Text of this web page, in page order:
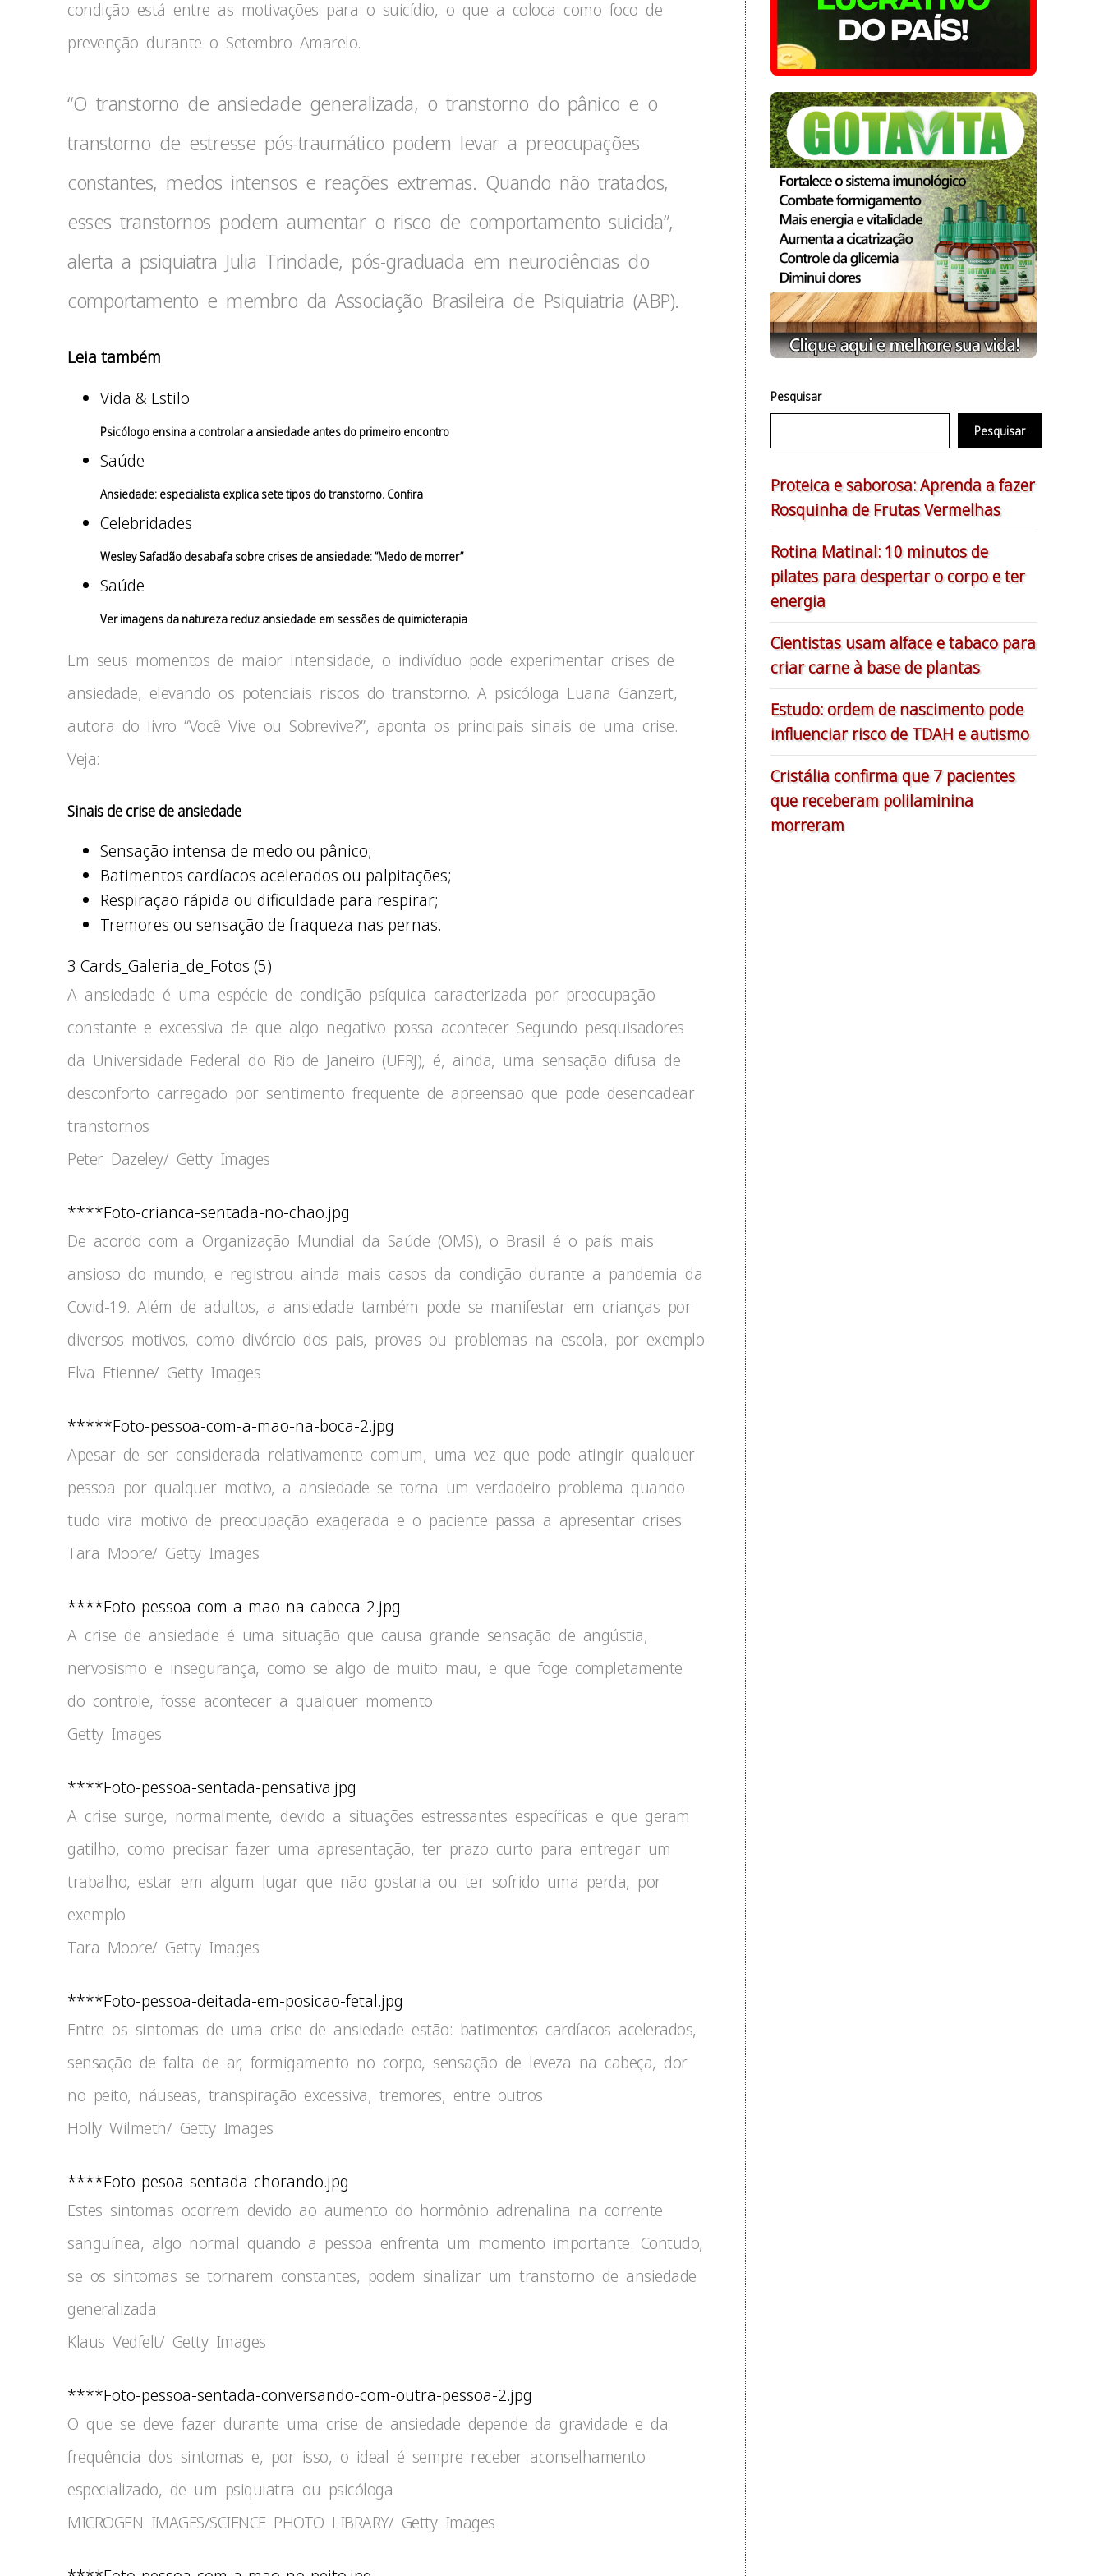
condição está entre as motivações para o suicídio, o que a coloca como foco de
prevenção durante o Setembro Amarelo.
“O transtorno de ansiedade generalizada, o transtorno do pânico e o
transtorno de estresse pós-traumático podem levar a preocupações
constantes, medos intensos e reações extremas. Quando não tratados,
esses transtornos podem aumentar o risco de comportamento suicida”,
alerta a psiquiatra Julia Trindade, pós-graduada em neurociências do
comportamento e membro da Associação Brasileira de Psiquiatria (ABP).
Leia também
Vida & Estilo
Psicólogo ensina a controlar a ansiedade antes do primeiro encontro
Saúde
Ansiedade: especialista explica sete tipos do transtorno. Confira
Celebridades
Wesley Safadão desabafa sobre crises de ansiedade: “Medo de morrer”
Saúde
Ver imagens da natureza reduz ansiedade em sessões de quimioterapia
Em seus momentos de maior intensidade, o indivíduo pode experimentar crises de
ansiedade, elevando os potenciais riscos do transtorno. A psicóloga Luana Ganzert,
autora do livro “Você Vive ou Sobrevive?”, aponta os principais sinais de uma crise.
Veja:
Sinais de crise de ansiedade
Sensação intensa de medo ou pânico;
Batimentos cardíacos acelerados ou palpitações;
Respiração rápida ou dificuldade para respirar;
Tremores ou sensação de fraqueza nas pernas.
3 Cards_Galeria_de_Fotos (5)
A ansiedade é uma espécie de condição psíquica caracterizada por preocupação
constante e excessiva de que algo negativo possa acontecer. Segundo pesquisadores
da Universidade Federal do Rio de Janeiro (UFRJ), é, ainda, uma sensação difusa de
desconforto carregado por sentimento frequente de apreensão que pode desencadear
transtornos
Peter Dazeley/ Getty Images
****Foto-crianca-sentada-no-chao.jpg
De acordo com a Organização Mundial da Saúde (OMS), o Brasil é o país mais
ansioso do mundo, e registrou ainda mais casos da condição durante a pandemia da
Covid-19. Além de adultos, a ansiedade também pode se manifestar em crianças por
diversos motivos, como divórcio dos pais, provas ou problemas na escola, por exemplo
Elva Etienne/ Getty Images
*****Foto-pessoa-com-a-mao-na-boca-2.jpg
Apesar de ser considerada relativamente comum, uma vez que pode atingir qualquer
pessoa por qualquer motivo, a ansiedade se torna um verdadeiro problema quando
tudo vira motivo de preocupação exagerada e o paciente passa a apresentar crises
Tara Moore/ Getty Images
****Foto-pessoa-com-a-mao-na-cabeca-2.jpg
A crise de ansiedade é uma situação que causa grande sensação de angústia,
nervosismo e insegurança, como se algo de muito mau, e que foge completamente
do controle, fosse acontecer a qualquer momento
Getty Images
****Foto-pessoa-sentada-pensativa.jpg
A crise surge, normalmente, devido a situações estressantes específicas e que geram
gatilho, como precisar fazer uma apresentação, ter prazo curto para entregar um
trabalho, estar em algum lugar que não gostaria ou ter sofrido uma perda, por
exemplo
Tara Moore/ Getty Images
****Foto-pessoa-deitada-em-posicao-fetal.jpg
Entre os sintomas de uma crise de ansiedade estão: batimentos cardíacos acelerados,
sensação de falta de ar, formigamento no corpo, sensação de leveza na cabeça, dor
no peito, náuseas, transpiração excessiva, tremores, entre outros
Holly Wilmeth/ Getty Images
****Foto-pesoa-sentada-chorando.jpg
Estes sintomas ocorrem devido ao aumento do hormônio adrenalina na corrente
sanguínea, algo normal quando a pessoa enfrenta um momento importante. Contudo,
se os sintomas se tornarem constantes, podem sinalizar um transtorno de ansiedade
generalizada
Klaus Vedfelt/ Getty Images
****Foto-pessoa-sentada-conversando-com-outra-pessoa-2.jpg
O que se deve fazer durante uma crise de ansiedade depende da gravidade e da
frequência dos sintomas e, por isso, o ideal é sempre receber aconselhamento
especializado, de um psiquiatra ou psicóloga
MICROGEN IMAGES/SCIENCE PHOTO LIBRARY/ Getty Images
Pesquisar
Pesquisar
Proteica e saborosa: Aprenda a fazer
Rosquinha de Frutas Vermelhas
Rotina Matinal: 10 minutos de
pilates para despertar o corpo e ter
energia
Cientistas usam alface e tabaco para
criar carne à base de plantas
Estudo: ordem de nascimento pode
influenciar risco de TDAH e autismo
Cristália confirma que 7 pacientes
que receberam polilaminina
morreram